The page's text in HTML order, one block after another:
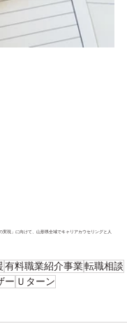
現」に向けて、山形県全域でキャリアカウセリングと人
有料職業紹介事業転職相談
ー Ｕターン